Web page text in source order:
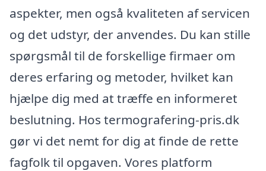
aspekter, men også kvaliteten af servicen
og det udstyr, der anvendes. Du kan stille
spørgsmål til de forskellige firmaer om
deres erfaring og metoder, hvilket kan
hjælpe dig med at træffe en informeret
beslutning. Hos termografering-pris.dk
gør vi det nemt for dig at finde de rette
fagfolk til opgaven. Vores platform